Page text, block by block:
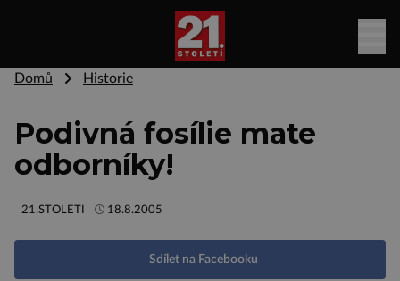
Domů Historie
Podivná fosílie mate
odborníky!
21.STOLETI 18.8.2005
Sdílet na Facebooku